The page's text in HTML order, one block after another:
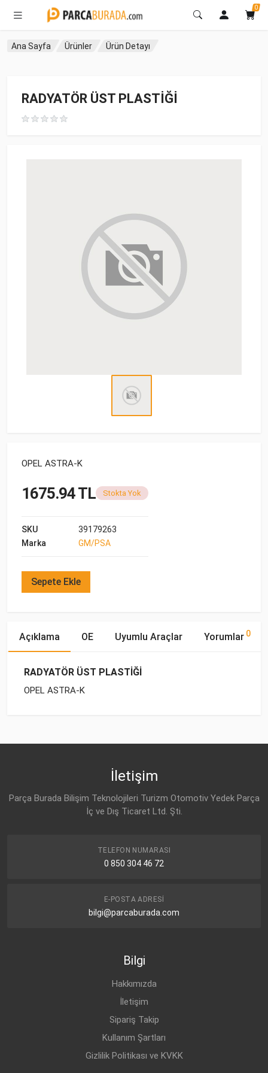
0
Ana Sayfa Ürünler Ürün Detayı
RADYATÖR ÜST PLASTİĞİ
OPEL ASTRA-K
1675.94 TL Stokta Yok
SKU
39179263
Marka
GM/PSA
Sepete Ekle
Açıklama OE Uyumlu Araçlar Yorumlar 0
RADYATÖR ÜST PLASTİĞİ
OPEL ASTRA-K
İletişim
Parça Burada Bilişim Teknolojileri Turizm Otomotiv Yedek Parça
İç ve Dış Ticaret Ltd. Şti.
TELEFON NUMARASI
0 850 304 46 72
E-POSTA ADRESI
bilgi@parcaburada.com
Bilgi
Hakkımızda
İletişim
Sipariş Takip
Kullanım Şartları
Gizlilik Politikası ve KVKK